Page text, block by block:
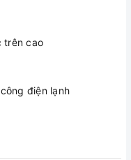
trên cao
điện lạnh